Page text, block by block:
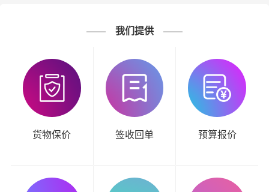
我们提供
货物保价 签收回单 预算报价